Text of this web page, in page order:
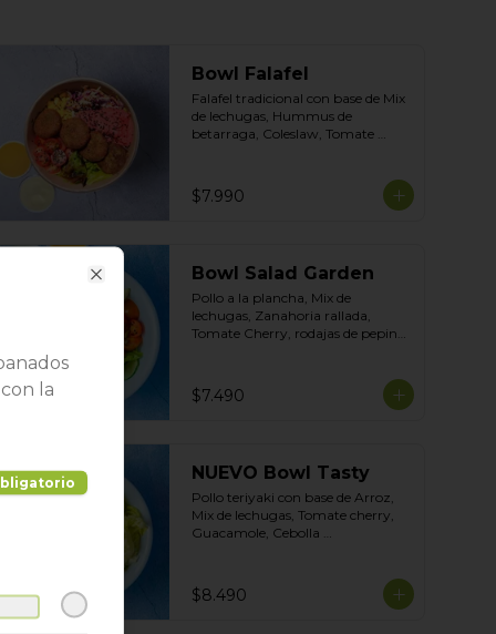
Bowl Falafel
Falafel tradicional con base de Mix
de lechugas, Hummus de
betarraga, Coleslaw, Tomate
Limoneta y Ajo ahumado
$7.990
Bowl Salad Garden
Pollo a la plancha, Mix de
lechugas, Zanahoria rallada,
Tomate Cherry, rodajas de pepino
Ciboulette y Limoneta
$7.490
NUEVO Bowl Tasty
Pollo teriyaki con base de Arroz,
Mix de lechugas, Tomate cherry,
Guacamole, Cebolla
y Tasty
$8.490
la
Close